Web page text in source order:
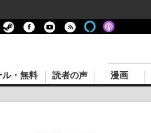
ル・無料 読者の声 漫画